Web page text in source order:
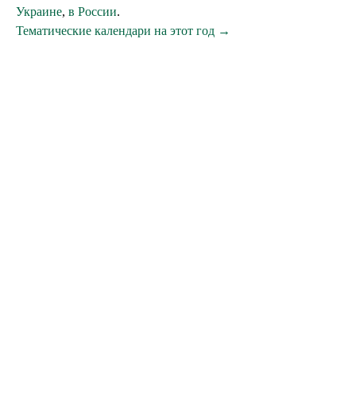
Украине, в России.
Тематические календари на этот год →